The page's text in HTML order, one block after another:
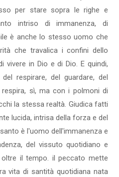
per stare sopra le righe e
intriso di immanenza, di
è anche lo stesso uomo che
che travalica i confini dello
vivere in Dio e di Dio. E quindi,
respirare, del guardare, del
sì, ma con i polmoni di
la stessa realtà. Giudica fatti
lucida, intrisa della forza e del
è l'uomo dell'immanenza e
del vissuto quotidiano e
il tempo. il peccato mette
vita di santità quotidiana nata